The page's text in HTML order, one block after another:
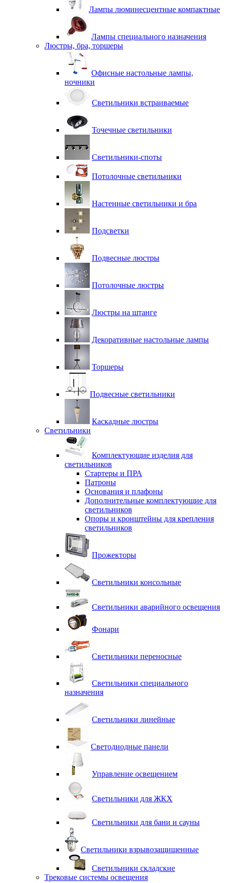
Лампы люминесцентные компактные
Лампы специального назначения
Люстры, бра, торшеры
Офисные настольные лампы,
ночники
Светильники встраиваемые
Точечные светильники
Светильники-споты
Потолочные светильники
Настенные светильники и бра
Подсветки
Подвесные люстры
Потолочные люстры
Люстры на штанге
Декоративные настольные лампы
Торшеры
Подвесные светильники
Каскадные люстры
Светильники
Комплектующие изделия для
светильников
Стартеры и ПРА
Патроны
Основания и плафоны
Дополнительные комплектующие для
светильников
Опоры и кронштейны для крепления
светильников
Прожекторы
Светильники консольные
Светильники аварийного освещения
Фонари
Светильники переносные
Светильники специального
назначения
Светильники линейные
Светодиодные панели
Управление освещением
Светильники для ЖКХ
Светильники для бани и сауны
Светильники взрывозащищенные
Светильники складские
Трековые системы освещения